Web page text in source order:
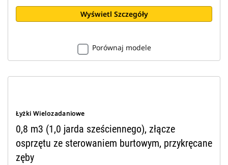
Wyświetl Szczegóły
Porównaj modele
Łyżki Wielozadaniowe
0,8 m3 (1,0 jarda sześciennego), złącze
osprzętu ze sterowaniem burtowym, przykręcane
zęby